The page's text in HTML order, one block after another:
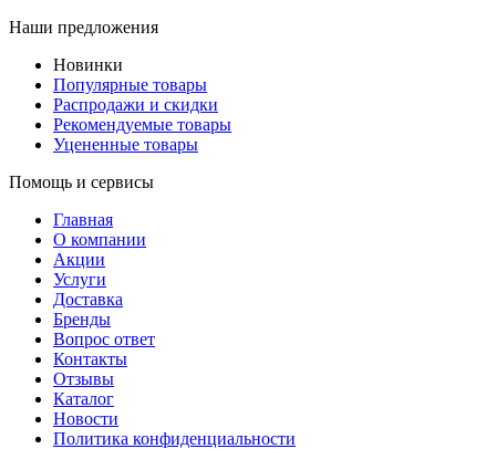
Наши предложения
Новинки
Популярные товары
Распродажи и скидки
Рекомендуемые товары
Уцененные товары
Помощь и сервисы
Главная
О компании
Акции
Услуги
Доставка
Бренды
Вопрос ответ
Контакты
Отзывы
Каталог
Новости
Политика конфиденциальности